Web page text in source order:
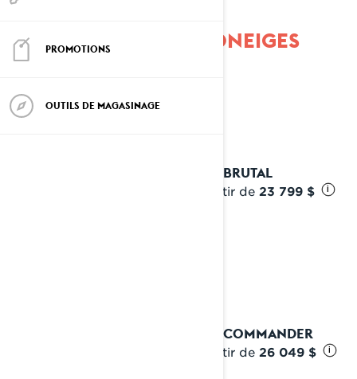
PROMOTIONS
OUTILS DE MAGASINAGE
EXPLOREZ NOS MOTONEIGES
MULTI-SEGMENT
2027 BRUTAL
À partir de 23 799 $ i
2027 COMMANDER
À partir de 26 049 $ i